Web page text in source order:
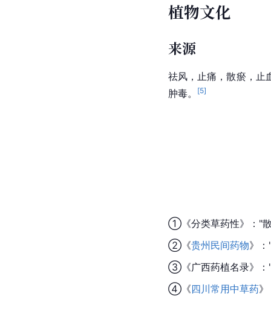
植物文化
来源
祛风，止痛，散瘀，止
肿毒。
[5]
①《分类草药性》："
②《贵州民间药物》
③《广西药植名录》：
④《四川常用中草药